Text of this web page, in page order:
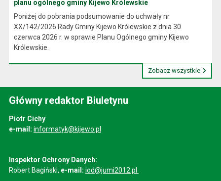
planu ogólnego gminy Kijewo Królewskie
Poniżej do pobrania podsumowanie do uchwały nr
XX/142/2026 Rady Gminy Kijewo Królewskie z dnia 30
czerwca 2026 r. w sprawie Planu Ogólnego gminy Kijewo
Królewskie.
Zobacz wszystkie
Główny redaktor Biuletynu
Piotr Cichy
e-mail: informatyk@kijewo.pl
Inspektor Ochrony Danych:
Robert Bagiński, e-mail: iod@jumi2012.pl